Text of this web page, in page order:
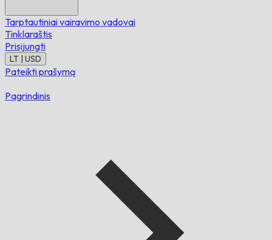
Tarptautiniai vairavimo vadovai
Tinklaraštis
Prisijungti
LT | USD
Pateikti prašymą
Pagrindinis